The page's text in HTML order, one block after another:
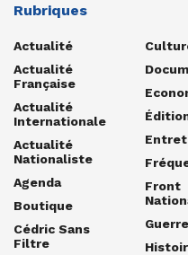
Rubriques
Actualité
Actualité
Française
Actualité
Internationale
Actualité
Nationaliste
Agenda
Boutique
Cédric Sans
Filtre
Front